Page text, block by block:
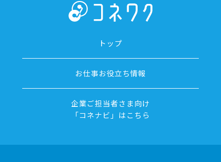
トップ
お仕事お役立ち情報
企業ご担当者さま向け
「コネナビ」はこちら